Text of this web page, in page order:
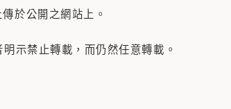
公開之網站上。
禁止轉載，而仍然任意轉載。